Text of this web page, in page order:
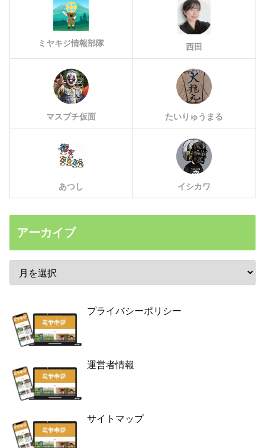
ミヤキジ情報部隊 西田
マスブチ仮面 たいりゅうまる
あつし イシカワ
アーカイブ
プライバシーポリシー
運営者情報
サイトマップ